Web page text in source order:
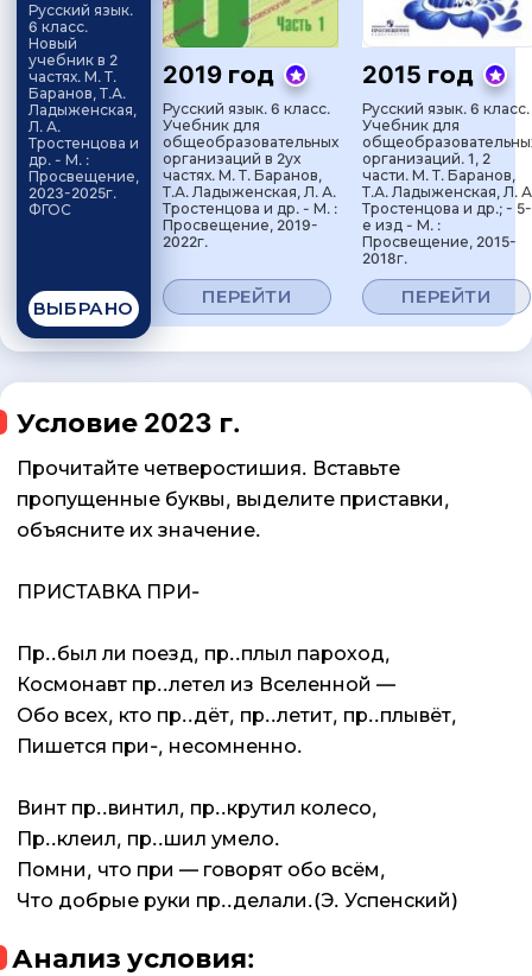
Русский язык.
6 класс.
Новый
учебник в 2
частях. М. Т.
Баранов, Т.А.
Ладыженская,
Л. А.
Тростенцова и
др. - М. :
Просвещение,
2023-2025г.
ФГОС
ВЫБРАНО
2019 год
Русский язык. 6 класс.
Учебник для
общеобразовательных
организаций в 2ух
частях. М. Т. Баранов,
Т.А. Ладыженская, Л. А.
Тростенцова и др. - М. :
Просвещение, 2019-
2022г.
ПЕРЕЙТИ
2015 год
Русский язык. 6 класс.
Учебник для
организаций. 1, 2
части. М. Т. Баранов,
Т.А. Ладыженская, Л.
Тростенцова и др.; - 5-
е изд - М. :
Просвещение, 2015-
2018г.
ПЕРЕЙТИ
Условие 2023 г.
Прочитайте четверостишия. Вставьте
пропущенные буквы, выделите приставки,
объясните их значение.
ПРИСТАВКА ПРИ-
Пр..был ли поезд, пр..плыл пароход,
Космонавт пр..летел из Вселенной —
Обо всех, кто пр..дёт, пр..летит, пр..плывёт,
Пишется при-, несомненно.
Винт пр..винтил, пр..крутил колесо,
Пр..клеил, пр..шил умело.
Помни, что при — говорят обо всём,
Что добрые руки пр..делали.(Э. Успенский)
Анализ условия: